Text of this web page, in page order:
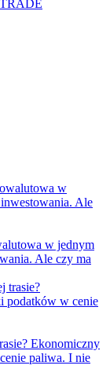
w jednym
Ale czy ma
Ekonomiczny
paliwa. I nie